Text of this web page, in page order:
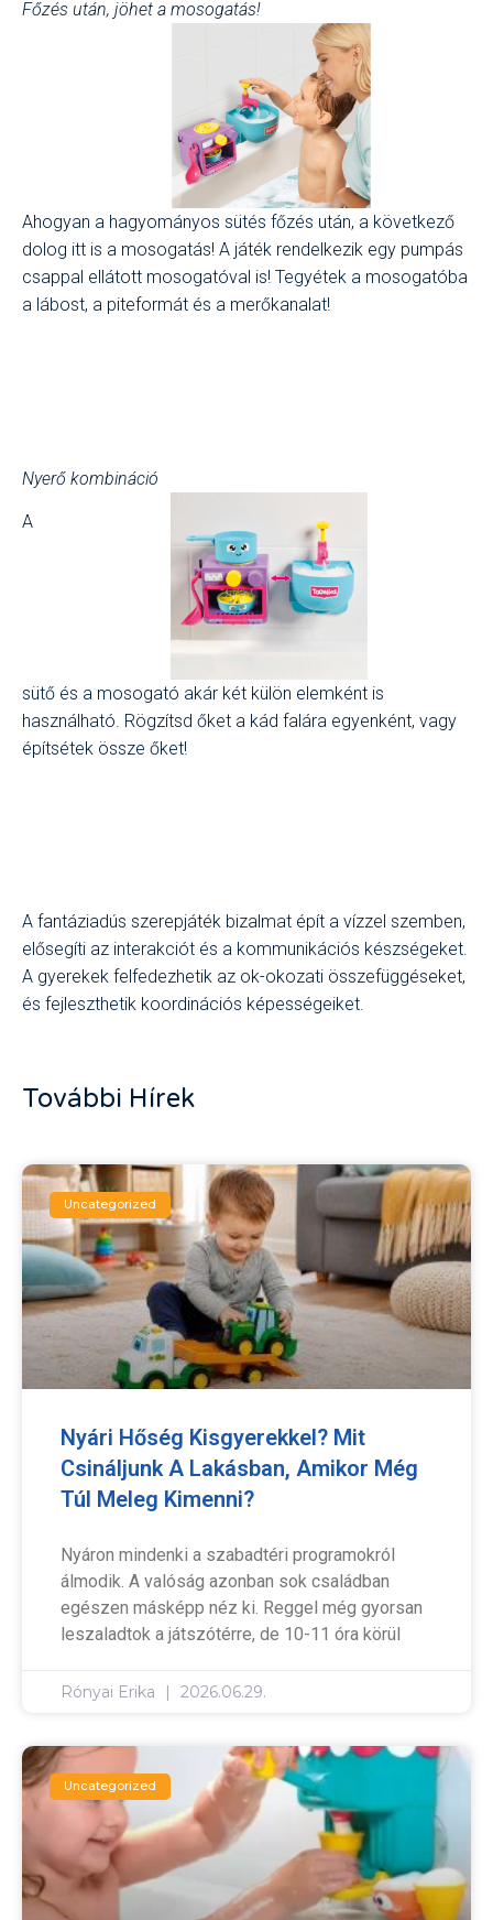
Főzés után, jöhet a mosogatás!
Ahogyan a hagyományos sütés főzés után, a következő
dolog itt is a mosogatás! A játék rendelkezik egy pumpás
csappal ellátott mosogatóval is! Tegyétek a mosogatóba
a lábost, a piteformát és a merőkanalat!
Nyerő kombináció
A
sütő és a mosogató akár két külön elemként is
használható. Rögzítsd őket a kád falára egyenként, vagy
építsétek össze őket!
A fantáziadús szerepjáték bizalmat épít a vízzel szemben,
elősegíti az interakciót és a kommunikációs készségeket.
A gyerekek felfedezhetik az ok-okozati összefüggéseket,
és fejleszthetik koordinációs képességeiket.
További Hírek
Uncategorized
Nyári Hőség Kisgyerekkel? Mit
Csináljunk A Lakásban, Amikor Még
Túl Meleg Kimenni?
Nyáron mindenki a szabadtéri programokról
álmodik. A valóság azonban sok családban
egészen másképp néz ki. Reggel még gyorsan
leszaladtok a játszótérre, de 10-11 óra körül
Rónyai Erika 2026.06.29.
Uncategorized